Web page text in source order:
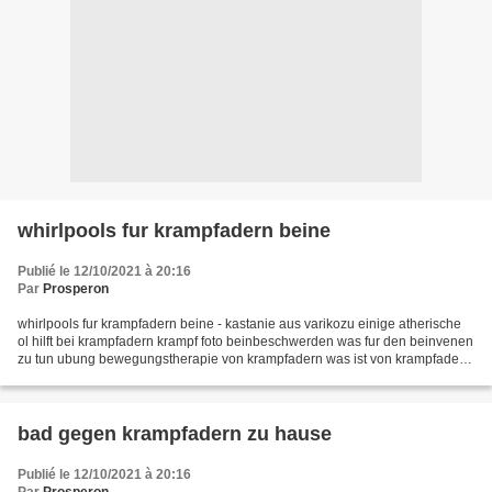
whirlpools fur krampfadern beine
Publié le 12/10/2021 à 20:16
Par Prosperon
whirlpools fur krampfadern beine - kastanie aus varikozu einige atherische
ol hilft bei krampfadern krampf foto beinbeschwerden was fur den beinvenen
zu tun ubung bewegungstherapie von krampfadern was ist von krampfadern
bad gegen krampfadern zu hause
Publié le 12/10/2021 à 20:16